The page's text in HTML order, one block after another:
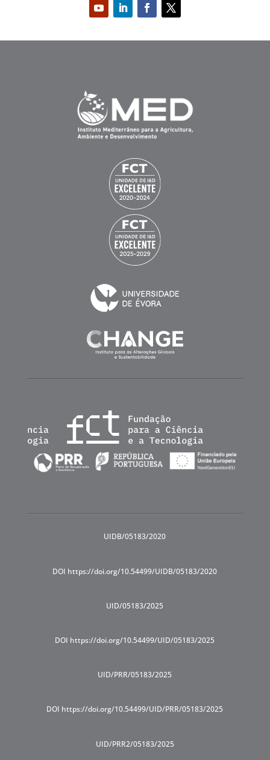
UIDB/05183/2020
DOI https://doi.org/10.54499/UIDB/05183/2020
UID/05183/2025
DOI https://doi.org/10.54499/UID/05183/2025
UID/PRR/05183/2025
DOI https://doi.org/10.54499/UID/PRR/05183/2025
UID/PRR2/05183/2025